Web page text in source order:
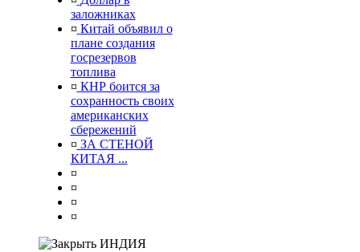
заложниках
¤ Китай объявил о
плане создания
госрезервов
топлива
¤ КНР боится за
сохранность своих
американских
сбережений
¤ ЗА СТЕНОЙ
КИТАЯ ...
¤
¤
¤
¤
ИНДИЯ